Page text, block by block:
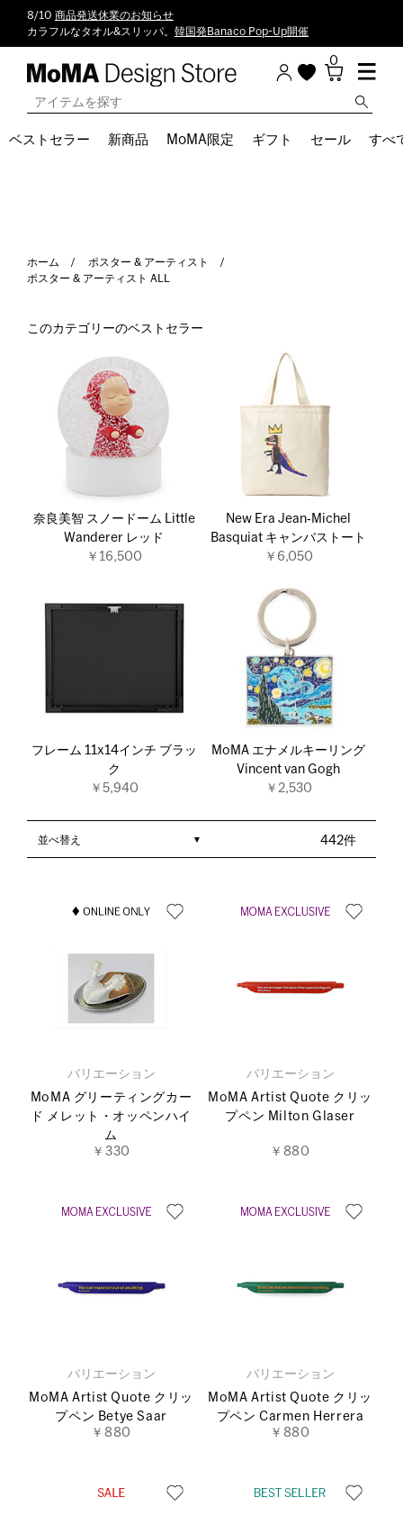
8/10 商品発送休業のお知らせ
カラフルなタオル&スリッパ。 韓国発Banaco Pop-Up開催
0
ベストセラー 新商品 MoMA限定 ギフト セール すべ
ホーム
ポスター & アーティスト
ポスター & アーティスト ALL
このカテゴリーのベストセラー
奈良美智 スノードーム Little
Wanderer レッド
￥16,500
New Era Jean‐Michel
Basquiat キャンバストート
￥6,050
フレーム 11x14インチ ブラッ
ク
￥5,940
MoMA エナメルキーリング
Vincent van Gogh
￥2,530
442件
並べ替え
バリエーション
MoMA グリーティングカー
ド メレット・オッペンハイ
ム
￥330
バリエーション
MoMA Artist Quote クリッ
プペン Milton Glaser
￥880
バリエーション
MoMA Artist Quote クリッ
プペン Betye Saar
￥880
バリエーション
MoMA Artist Quote クリッ
プペン Carmen Herrera
￥880